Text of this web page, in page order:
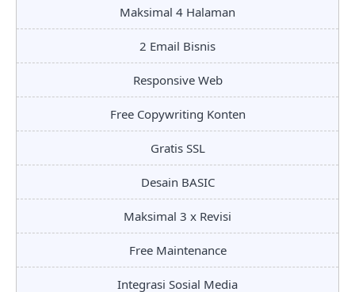
Maksimal 4 Halaman
2 Email Bisnis
Responsive Web
Free Copywriting Konten
Gratis SSL
Desain BASIC
Maksimal 3 x Revisi
Free Maintenance
Integrasi Sosial Media